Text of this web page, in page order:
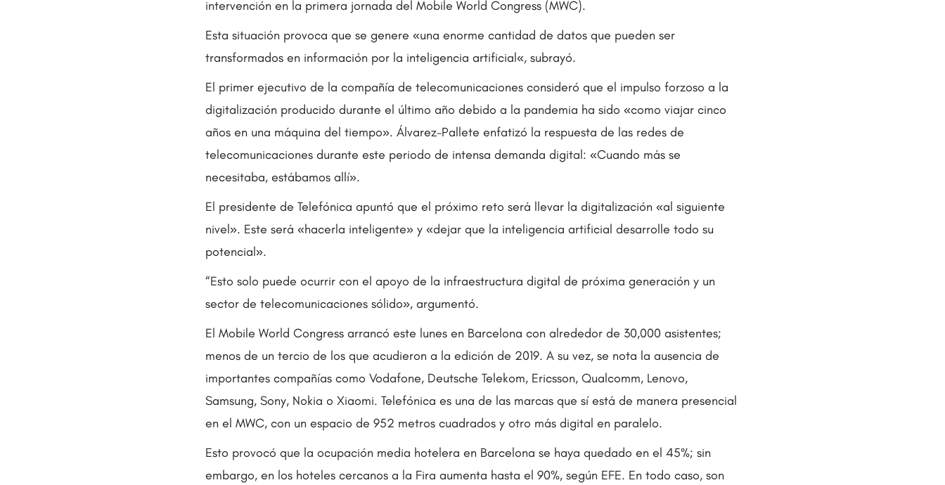
intervención en la primera jornada del Mobile World Congress (MWC).
Esta situación provoca que se genere «una enorme cantidad de datos que pueden ser
transformados en información por la inteligencia artificial«, subrayó.
El primer ejecutivo de la compañía de telecomunicaciones consideró que el impulso forzoso a la
digitalización producido durante el último año debido a la pandemia ha sido «como viajar cinco
años en una máquina del tiempo». Álvarez-Pallete enfatizó la respuesta de las redes de
telecomunicaciones durante este periodo de intensa demanda digital: «Cuando más se
necesitaba, estábamos allí».
El presidente de Telefónica apuntó que el próximo reto será llevar la digitalización «al siguiente
nivel». Este será «hacerla inteligente» y «dejar que la inteligencia artificial desarrolle todo su
potencial».
“Esto solo puede ocurrir con el apoyo de la infraestructura digital de próxima generación y un
sector de telecomunicaciones sólido», argumentó.
El Mobile World Congress arrancó este lunes en Barcelona con alrededor de 30,000 asistentes;
menos de un tercio de los que acudieron a la edición de 2019. A su vez, se nota la ausencia de
importantes compañías como Vodafone, Deutsche Telekom, Ericsson, Qualcomm, Lenovo,
Samsung, Sony, Nokia o Xiaomi. Telefónica es una de las marcas que sí está de manera presencial
en el MWC, con un espacio de 952 metros cuadrados y otro más digital en paralelo.
Esto provocó que la ocupación media hotelera en Barcelona se haya quedado en el 45%; sin
embargo, en los hoteles cercanos a la Fira aumenta hasta el 90%, según EFE. En todo caso, son